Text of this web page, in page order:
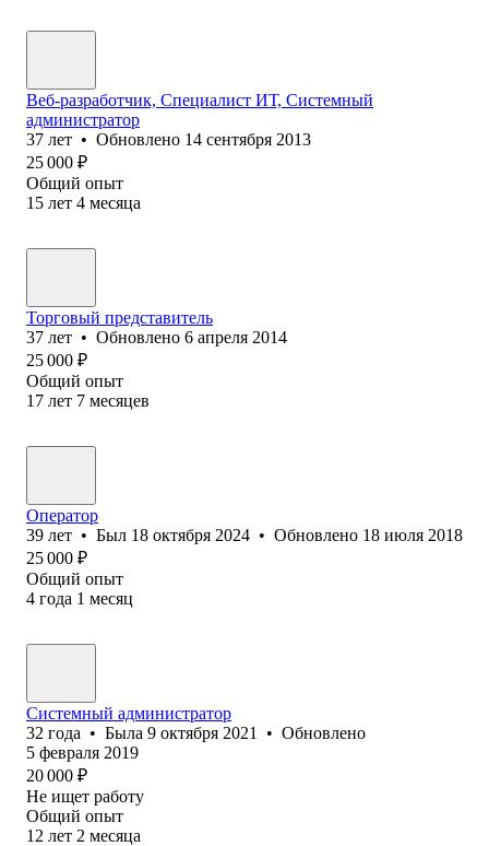
Веб-разработчик, Специалист ИТ, Системный
администратор
37 лет • Обновлено 14 сентября 2013
25 000 ₽
Общий опыт
15 лет 4 месяца
Торговый представитель
37 лет • Обновлено 6 апреля 2014
25 000 ₽
Общий опыт
17 лет 7 месяцев
Оператор
39 лет • Был 18 октября 2024 • Обновлено 18 июля 2018
25 000 ₽
Общий опыт
4 года 1 месяц
Системный администратор
32 года • Была 9 октября 2021 • Обновлено
5 февраля 2019
20 000 ₽
Не ищет работу
Общий опыт
12 лет 2 месяца